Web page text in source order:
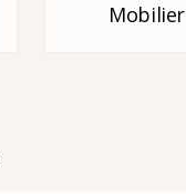
Mobilier